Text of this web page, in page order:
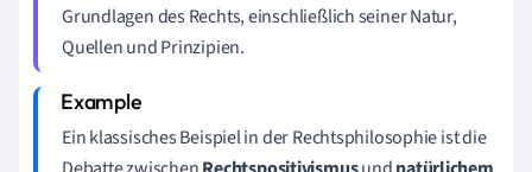
Grundlagen des Rechts, einschließlich seiner Natur,
Quellen und Prinzipien.
Ein klassisches Beispiel in der Rechtsphilosophie ist die